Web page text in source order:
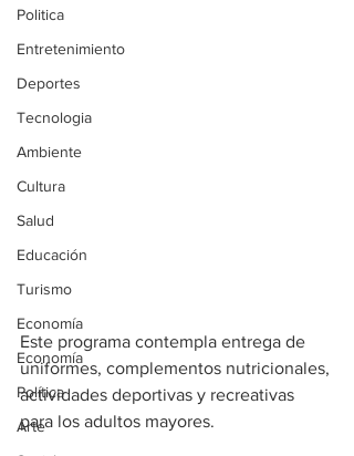
Politica
Entretenimiento
Deportes
Tecnologia
Ambiente
Cultura
Salud
Educación
Turismo
Economía
Economía
Política
Arte
Este programa contempla entrega de
uniformes, complementos nutricionales,
actividades deportivas y recreativas
para los adultos mayores.